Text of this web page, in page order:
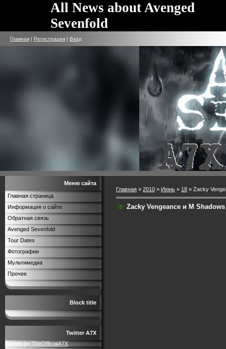
All News about Avenged
Sevenfold
Главная | Регистрация | Вход
Меню сайта
Главная страница
Информация о сайте
Обратная связь
Avenged Sevenfold
Tour Dates
Фотографии
Мультимедиа
Прочее
Block title
Twitter A7X
Tweets by TheOfficialA7X
Главная » 2010 » Июнь » 18 » Zacky
Zacky Vengeance и M